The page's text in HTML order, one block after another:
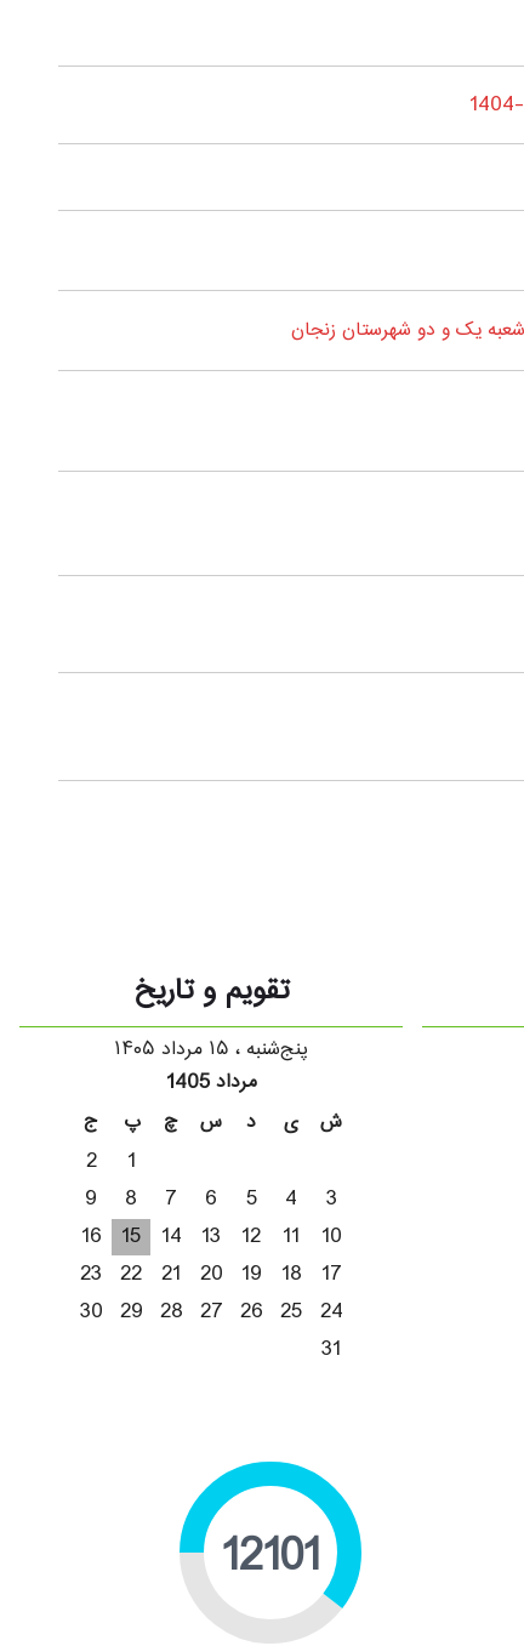
تقویم و تاریخ
پنج‌شنبه ، ۱۵ مرداد ۱۴۰۵
مرداد 1405
ج
پ چ س د ی
ش
2
1
9
8 7 6 5 4
3
16
15 14 13 12 11
10
23 22 21 20 19 18
17
30 29 28 27 26 25 24
31
18818